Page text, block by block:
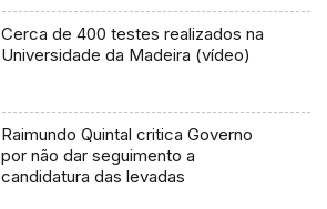
(áudio)
Cerca de 400 testes realizados na
Universidade da Madeira (vídeo)
Raimundo Quintal critica Governo
por não dar seguimento a
candidatura das levadas